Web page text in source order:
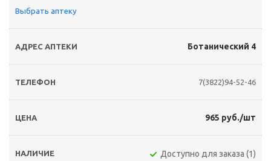
Выбрать аптеку
Ботанический 4
7(3822)94-52-46
965 руб./шт
Доступно для заказа (1)